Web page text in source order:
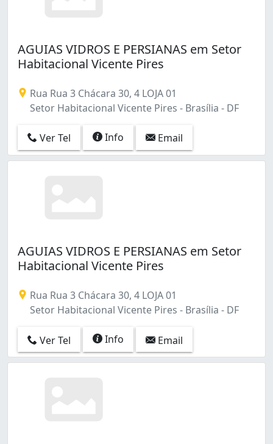
AGUIAS VIDROS E PERSIANAS em Setor
Habitacional Vicente Pires
Rua Rua 3 Chácara 30, 4 LOJA 01
Setor Habitacional Vicente Pires - Brasília - DF
Ver Tel Info Email
AGUIAS VIDROS E PERSIANAS em Setor
Habitacional Vicente Pires
Rua Rua 3 Chácara 30, 4 LOJA 01
Setor Habitacional Vicente Pires - Brasília - DF
Ver Tel Info Email